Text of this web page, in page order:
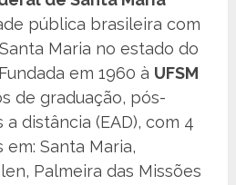
pública brasileira com
Maria no estado do
em 1960 à UFSM
de graduação, pós-
distância (EAD), com 4
Santa Maria,
Palmeira das Missões